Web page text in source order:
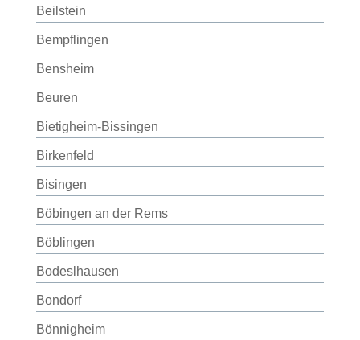
Beilstein
Bempflingen
Bensheim
Beuren
Bietigheim-Bissingen
Birkenfeld
Bisingen
Böbingen an der Rems
Böblingen
Bodeslhausen
Bondorf
Bönnigheim